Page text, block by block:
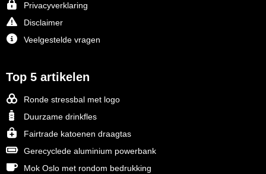
Privacyverklaring
Disclaimer
Veelgestelde vragen
Top 5 artikelen
Ronde stressbal met logo
Duurzame drinkfles
Fairtrade katoenen draagtas
Gerecyclede aluminium powerbank
Mok Oslo met rondom bedrukking